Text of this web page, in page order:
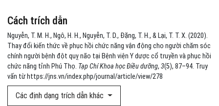
Cách trích dẫn
Nguyễn, T. M. H., Ngô, H. H., Nguyễn, T. D., Đặng, T. H., & Lại, T. T. X. (2020).
Thay đổi kiến thức về phục hồi chức năng vận động cho người chăm sóc
chính người bệnh đột quỵ não tại Bệnh viện Y dược cổ truyền và phục hồi
chức năng tỉnh Phú Thọ. Tạp Chí Khoa học Điều dưỡng, 3(5), 87–94. Truy
vấn từ https://jns.vn/index.php/journal/article/view/278
Các định dạng trích dẫn khác